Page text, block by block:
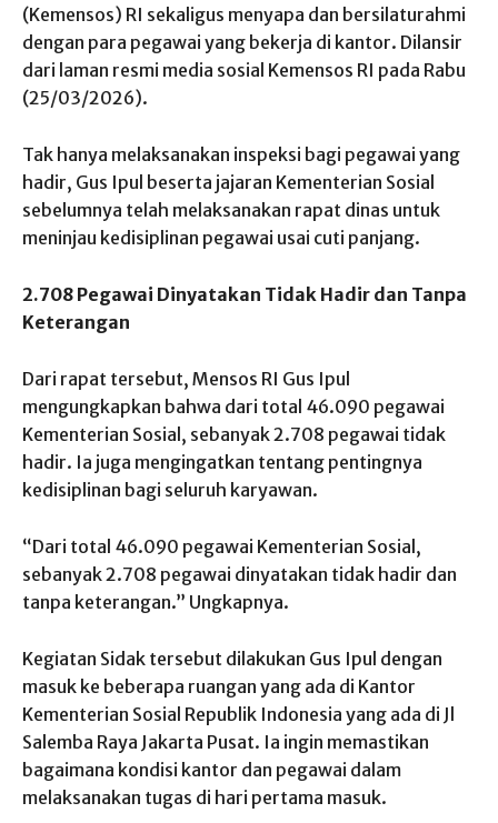
(Kemensos) RI sekaligus menyapa dan bersilaturahmi
dengan para pegawai yang bekerja di kantor. Dilansir
dari laman resmi media sosial Kemensos RI pada Rabu
(25/03/2026).
Tak hanya melaksanakan inspeksi bagi pegawai yang
hadir, Gus Ipul beserta jajaran Kementerian Sosial
sebelumnya telah melaksanakan rapat dinas untuk
meninjau kedisiplinan pegawai usai cuti panjang.
2.708 Pegawai Dinyatakan Tidak Hadir dan Tanpa
Keterangan
Dari rapat tersebut, Mensos RI Gus Ipul
mengungkapkan bahwa dari total 46.090 pegawai
Kementerian Sosial, sebanyak 2.708 pegawai tidak
hadir. Ia juga mengingatkan tentang pentingnya
kedisiplinan bagi seluruh karyawan.
“Dari total 46.090 pegawai Kementerian Sosial,
sebanyak 2.708 pegawai dinyatakan tidak hadir dan
tanpa keterangan.” Ungkapnya.
Kegiatan Sidak tersebut dilakukan Gus Ipul dengan
masuk ke beberapa ruangan yang ada di Kantor
Kementerian Sosial Republik Indonesia yang ada di Jl
Salemba Raya Jakarta Pusat. Ia ingin memastikan
bagaimana kondisi kantor dan pegawai dalam
melaksanakan tugas di hari pertama masuk.